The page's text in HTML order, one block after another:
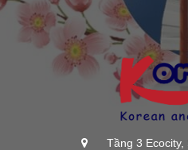
Tầng 3 Ecocity,